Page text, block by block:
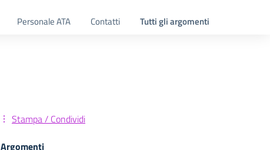
Personale ATA Contatti Tutti gli argomenti
Stampa / Condividi
Argomenti